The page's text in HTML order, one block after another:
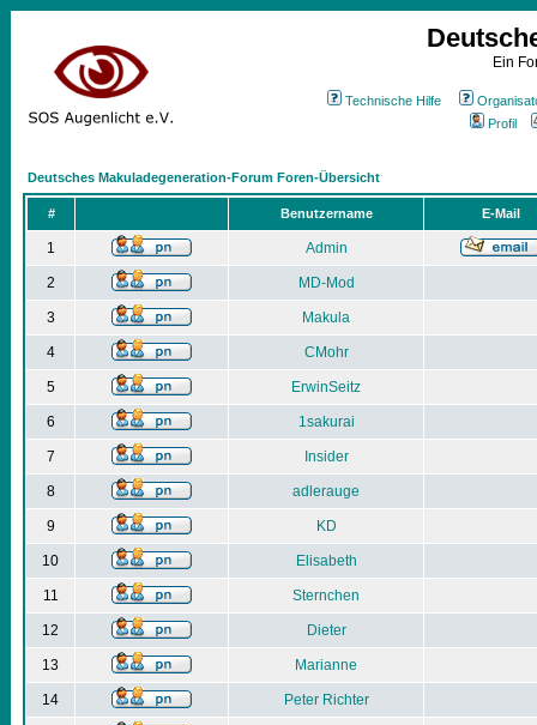
Ein
Technische Hilfe
Profil
Deutsches Makuladegeneration-Forum Foren-Übersicht
# Benutzername E-Mail
1 Admin
2 MD-Mod
3 Makula
4 CMohr
5 ErwinSeitz
6 1sakurai
7 Insider
8 adlerauge
9 KD
10 Elisabeth
11 Sternchen
12 Dieter
13 Marianne
14 Peter Richter